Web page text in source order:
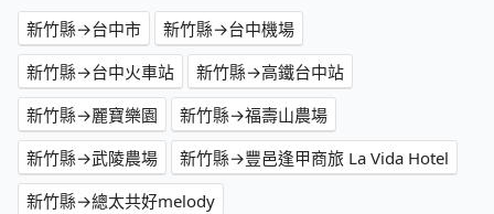
新竹縣→台中市
新竹縣→台中機場
新竹縣→台中火車站
新竹縣→高鐵台中站
新竹縣→麗寶樂園
新竹縣→福壽山農場
新竹縣→武陵農場
新竹縣→豐邑逢甲商旅 La Vida Hotel
新竹縣→總太共好melody